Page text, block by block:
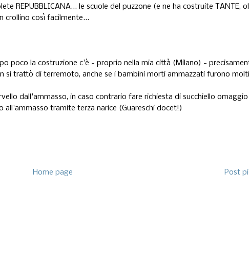
REPUBBLICANA... le scuole del puzzone (e ne ha costruite TANTE,
crollino così facilmente...
poco la costruzione c'è - proprio nella mia città (Milano) -
si trattò di terremoto, anche se i bambini morti ammazzati furono
dall'ammasso, in caso contrario fare richiesta di succhiello
tramite terza narice (Guareschi docet!)
Post
Home page